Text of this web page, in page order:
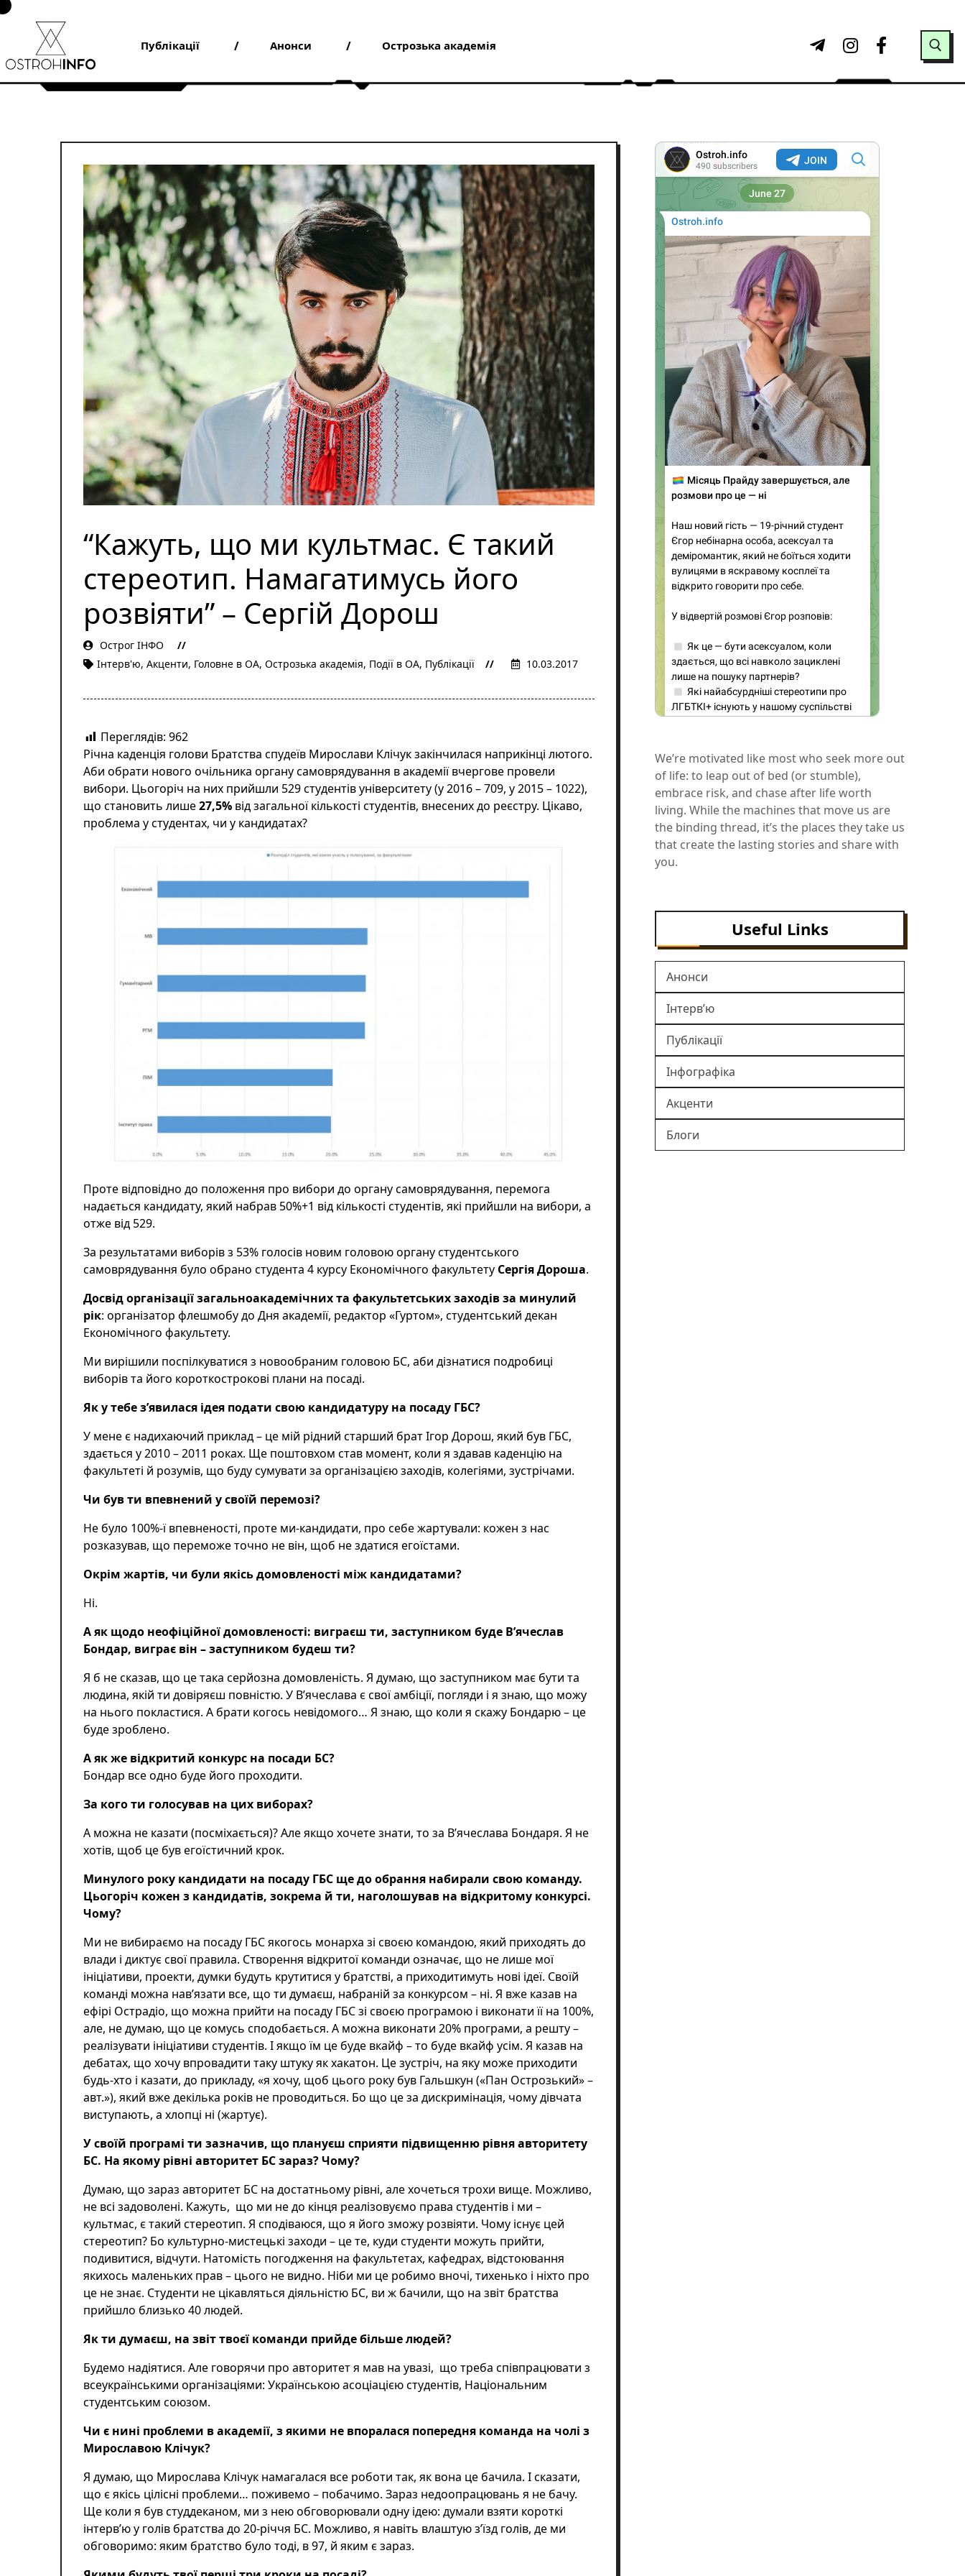
Skip
content
Публікації Анонси Острозька академія
“Кажуть, що ми культмас. Є такий
стереотип. Намагатимусь його
розвіяти” – Сергій Дорош
Острог ІНФО
Інтерв'ю, Акценти, Головне в ОА, Острозька академія, Події в ОА, Публікації 10.03.2017
Переглядів: 962
Річна каденція голови Братства спудеїв Мирослави Клічукзакінчилася наприкінці лютого.
Аби обрати нового очільника органу самоврядування в академії вчергове провели
вибори. Цьогоріч на них прийшли 529 студентів університету (у 2016 – 709, у 2015 – 1022),
що становить лише27,5% від загальної кількості студентів, внесених до реєстру. Цікаво,
проблема у студентах, чи у кандидатах?
Проте відповідно до положення про вибори до органу самоврядування, перемога
надається кандидату, який набрав 50%+1 від кількості студентів, які прийшли на вибори, а
отже від 529.
За результатами виборів з 53% голосів новим головою органу студентського
самоврядування було обрано студента 4 курсу Економічного факультету Сергія Дороша.
Досвід організації загальноакадемічних та факультетських заходів за минулий
рік: організатор флешмобу до Дня академії, редактор «Гуртом», студентський декан
Економічного факультету.
Ми вирішили поспілкуватися з новообраним головою БС, аби дізнатися подробиці
виборів та його короткострокові плани на посаді.
Як у тебе з’явилася ідея подати свою кандидатуру на посаду ГБС?
У мене є надихаючий приклад – це мій рідний старший брат Ігор Дорош, який був ГБС,
здається у 2010 – 2011 роках. Ще поштовхом став момент, коли я здавав каденцію на
факультеті й розумів, що буду сумувати за організацією заходів, колегіями, зустрічами.
Чи був ти впевнений у своїй перемозі?
Не було 100%-ї впевненості, проте ми-кандидати, про себе жартували: кожен з нас
розказував, що переможе точно не він, щоб не здатися егоїстами.
Окрім жартів, чи були якісь домовленості між кандидатами?
Ні.
А як щодо неофіційної домовленості: виграєш ти, заступником буде В’ячеслав
Бондар, виграє він – заступником будеш ти?
Я б не сказав, що це така серйозна домовленість. Я думаю, що заступником має бути та
людина, якій ти довіряєш повністю. У В’ячеслава є свої амбіції, погляди і я знаю, що можу
на нього покластися. А брати когось невідомого… Я знаю, що коли я скажу Бондарю – це
буде зроблено.
А як же відкритий конкурс на посади БС?
Бондар все одно буде його проходити.
За кого ти голосував на цих виборах?
А можна не казати (посміхається)? Але якщо хочете знати, то за В’ячеслава Бондаря. Я не
хотів, щоб це був егоїстичний крок.
Минулого року кандидати на посаду ГБС ще до обрання набирали свою команду.
Цьогоріч кожен з кандидатів, зокрема й ти, наголошував на відкритому конкурсі.
Чому?
Ми не вибираємо на посаду ГБС якогось монарха зі своєю командою, який приходять до
влади і диктує свої правила. Створення відкритої команди означає, що не лише мої
ініціативи, проекти, думки будуть крутитися у братстві, а приходитимуть нові ідеї. Своїй
команді можна нав’язати все, що ти думаєш, набраній за конкурсом – ні. Я вже казав на
ефірі Острадіо, що можна прийти на посаду ГБС зі своєю програмою і виконати її на 100%,
але, не думаю, що це комусь сподобається. А можна виконати 20% програми, а решту –
реалізувати ініціативи студентів. І якщо їм це буде вкайф – то буде вкайф усім. Я казав на
дебатах, що хочу впровадити таку штуку як хакатон. Це зустріч, на яку може приходити
будь-хто і казати, до прикладу, «я хочу, щоб цього року був Гальшкун («Пан Острозький» –
авт.»), який вже декілька років не проводиться. Бо що це за дискримінація, чому дівчата
виступають, а хлопці ні (жартує).
У своїй програмі ти зазначив, що плануєш сприяти підвищенню рівня авторитету
БС. На якому рівні авторитет БС зараз? Чому?
Думаю, що зараз авторитет БС на достатньому рівні, але хочеться трохи вище. Можливо,
не всі задоволені. Кажуть, що ми не до кінця реалізовуємо права студентів і ми –
культмас, є такий стереотип. Я сподіваюся, що я його зможу розвіяти. Чому існує цей
стереотип? Бо культурно-мистецькі заходи – це те, куди студенти можуть прийти,
подивитися, відчути. Натомість погодження на факультетах, кафедрах, відстоювання
якихось маленьких прав – цього не видно. Ніби ми це робимо вночі, тихенько і ніхто про
це не знає. Студенти не цікавляться діяльністю БС, ви ж бачили, що на звіт братства
прийшло близько 40 людей.
Як ти думаєш, на звіт твоєї команди прийде більше людей?
Будемо надіятися. Але говорячи про авторитет я мав на увазі, що треба співпрацювати з
всеукраїнськими організаціями: Українською асоціацією студентів, Національним
студентським союзом.
Чи є нині проблеми в академії, з якими не впоралася попередня команда на чолі з
Мирославою Клічук?
Я думаю, що Мирослава Клічук намагалася все роботи так, як вона це бачила. І сказати,
що є якісь цілісні проблеми… поживемо – побачимо. Зараз недоопрацювань я не бачу.
Ще коли я був студдеканом, ми з нею обговорювали одну ідею: думали взяти короткі
інтерв’ю у голів братства до 20-річчя БС. Можливо, я навіть влаштую з’їзд голів, де ми
обговоримо: яким братство було тоді, в 97, й яким є зараз.
We’re motivated like most who seek more out
of life: to leap out of bed (or stumble),
embrace risk, and chase after life worth
living. While the machines that move us are
the binding thread, it’s the places they take us
that create the lasting stories and share with
you.
Useful Links
Анонси
Інтерв’ю
Публікації
Інфографіка
Акценти
Блоги